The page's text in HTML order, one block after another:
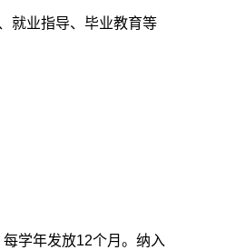
就业指导、毕业教育等
每学年发放12个月。纳入